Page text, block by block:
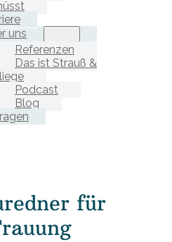
uns
Referenzen
Das ist Strauß &
Podcast
Blog
für